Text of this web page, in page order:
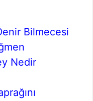
Bilmecesi
Nedir